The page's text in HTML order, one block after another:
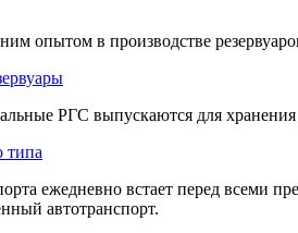
опытом в производстве
РГС выпускаются для
типа
ежедневно встает перед
автотранспорт.